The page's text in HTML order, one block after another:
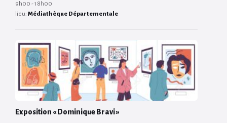
9h00 - 18h00
lieu: Médiathèque Départementale
Exposition « Dominique Bravi »